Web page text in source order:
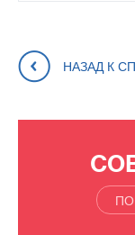
НАЗАД К